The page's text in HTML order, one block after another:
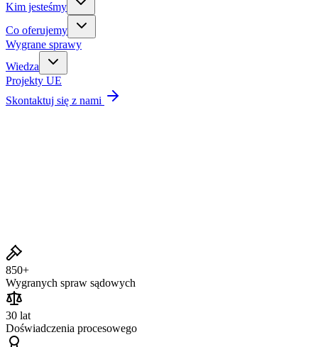
Kim jesteśmy
Co oferujemy
Wygrane sprawy
Wiedza
Projekty UE
Skontaktuj się z nami
850+
Wygranych spraw sądowych
30 lat
Doświadczenia procesowego